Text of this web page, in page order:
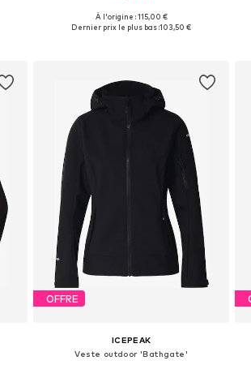
Tailles disponibles: XS, S, M, L, XL
À l'origine : 115,00 €
Dernier prix le plus bas :103,50 €
OFFRE
ICEPEAK
Veste outdoor 'Bathgate'